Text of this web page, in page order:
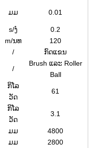
ມມ 0.01
s/ງໍ
0.2
m/ນທ
120
/
ກົດແຂນ
/
Brush ແລະ Roller
Ball
ກິໂລ
ວັດ
61
ກິໂລ
ວັດ
3.1
ມມ
4800
ມມ
2800